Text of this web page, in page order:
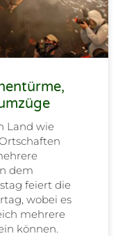
Land wie
dem
feiert die
wobei es
mehrere
können.